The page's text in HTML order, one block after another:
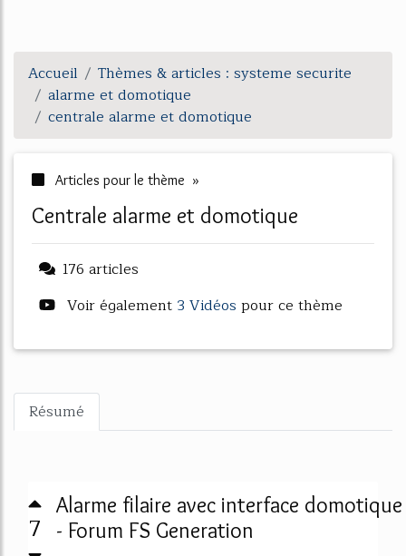
Accueil
Thèmes & articles : systeme securite
alarme et domotique
centrale alarme et domotique
Articles pour le thème »
centrale alarme et domotique
176 articles
Voir également 3 Vidéos pour ce thème
Résumé
7
Alarme filaire avec interface domotique
- Forum FS Generation